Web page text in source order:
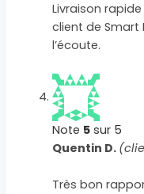
Livraison
client de Smart
l’écoute.
Note 5 sur 5
Quentin D.
Très bon